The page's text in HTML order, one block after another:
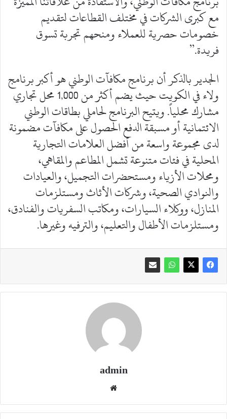
مع كبرى الشركات في مختلف القطاعات لتقديم
خصومات حصرية للعملاء ومنحهم تجربة تسوق
فريدة.”
الجدير بالذكر أن برنامج مكافآت الوطني هو أكبر برنامج
ولاء في الكويت حيث يضم أكثر من 1,000 محل تجاري
مشارك محلياً. ويتيح البرنامج لحاملي بطاقات الوطني
الائتمانية أو مسبقة الدفع الحصول على مكافآت مضمونة
لدى مجموعة واسعة من أفضل العلامات التجارية
المحلية في فئات متنوعة تشمل المطاعم والمقاهي،
ومحلات الأزياء ومستحضرات التجميل، والعيادات
والنوادي الصحية، وشركات الأثاث ومستلزمات
المنازل، ووكلاء السيارات، ومكاتب السفريات والفنادق،
ومستلزمات الأطفال والتعليم، والترفيه وغيرها.
admin